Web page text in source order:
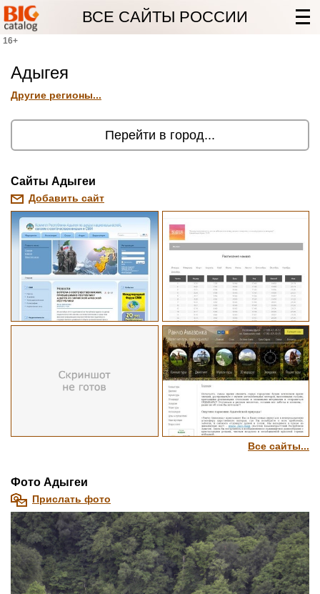
ВСЕ САЙТЫ РОССИИ
16+
Адыгея
Другие регионы...
Перейти в город...
Cайты Адыгеи
Добавить сайт
Все сайты...
Фото Адыгеи
Прислать фото